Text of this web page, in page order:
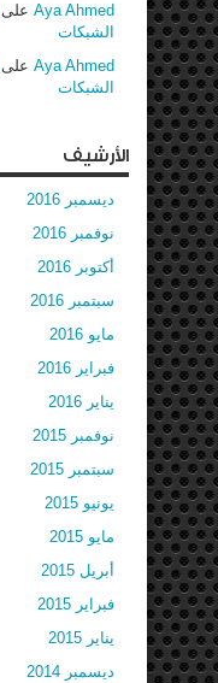
Aya Ahmed على
الشبكات
Aya Ahmed على
الشبكات
الأرشيف
ديسمبر 2016
نوفمبر 2016
أكتوبر 2016
سبتمبر 2016
مايو 2016
فبراير 2016
يناير 2016
نوفمبر 2015
سبتمبر 2015
يونيو 2015
مايو 2015
أبريل 2015
فبراير 2015
يناير 2015
ديسمبر 2014